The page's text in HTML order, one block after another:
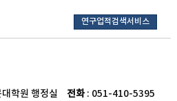
연구업적검색서비스
학원 행정실 전화 : 051-410-5395